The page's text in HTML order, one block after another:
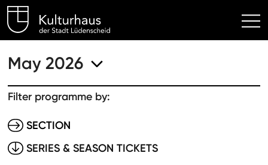
Kulturhaus Lüdenscheid
May 2026
Filter programme by:
SECTION
SERIES & SEASON TICKETS